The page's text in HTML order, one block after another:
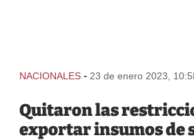
NACIONALES - 23 de enero 2023,
Quitaron las
exportar insumos de